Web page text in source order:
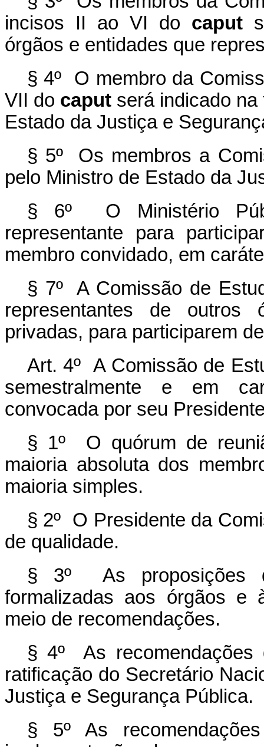
incisos II ao VI do caput
órgãos e entidades que
§ 4º O membro da
VII do caput será indicado
Estado da Justiça e
§ 5º Os membros a
pelo Ministro de Estado da
§ 6º O Ministério
representante para
membro convidado, em
§ 7º A Comissão de
representantes de outros
privadas, para participarem
Art. 4º A Comissão de
semestralmente e em
convocada por seu
§ 1º O quórum de
maioria absoluta dos
maioria simples.
§ 2º O Presidente da
de qualidade.
§ 3º As proposições
formalizadas aos órgãos e
meio de recomendações.
§ 4º As
ratificação do Secretário
Justiça e Segurança Pública.
§ 5º As